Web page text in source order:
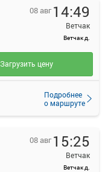
08 авг 14:49
Ветчак
Ветчак д.
Подробнее
о маршруте
Загрузить цену
08 авг 15:25
Ветчак
Ветчак д.